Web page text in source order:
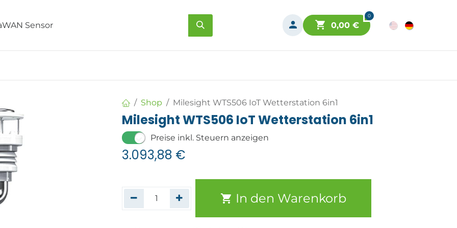
0
0,00€
Shop Milesight WTS506 IoT Wetterstation 6in1
Milesight WTS506 IoT Wetterstation 6in1
Preise inkl. Steuern anzeigen
3.093,88 €
In den Warenkorb